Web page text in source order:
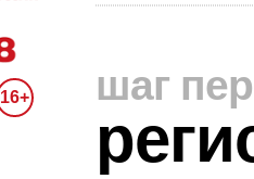
16+ шаг